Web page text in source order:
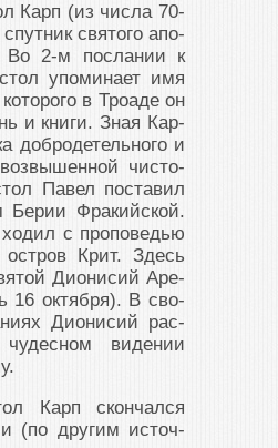
Карп (из чис­ла 70-
свя­то­го апо­
Во 2-м по­сла­нии к
упо­ми­на­ет имя
в Тро­аде он
и кни­ги. Зная Кар­
доб­ро­де­тель­но­го и
чи­сто­
Па­вел по­ста­вил
Бе­рии Фра­кий­ской.
с про­по­ве­дью
Крит. Здесь
Ди­о­ни­сий Аре­
16 ок­тяб­ря). В сво­
Ди­о­ни­сий рас­
ви­де­нии
Карп скон­чал­ся
(по дру­гим ис­точ­